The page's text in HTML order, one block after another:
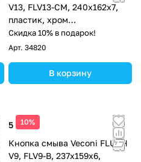
V13, FLV13-CM, 240х162х7,
пластик, хром
матовый,кайма - хром
глянец
Скидка 10% в подарок!
Арт. 34820
В корзину
10%
5 612 ₽
Кнопка смыва Veconi FLUSH
V9, FLV9-B, 237х159х6,